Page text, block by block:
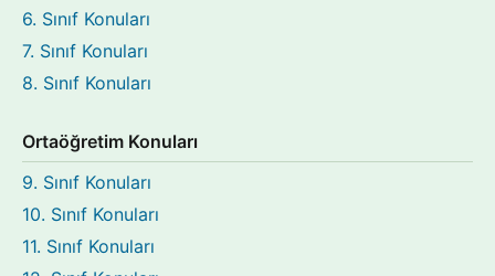
6. Sınıf Konuları
7. Sınıf Konuları
8. Sınıf Konuları
Ortaöğretim Konuları
9. Sınıf Konuları
10. Sınıf Konuları
11. Sınıf Konuları